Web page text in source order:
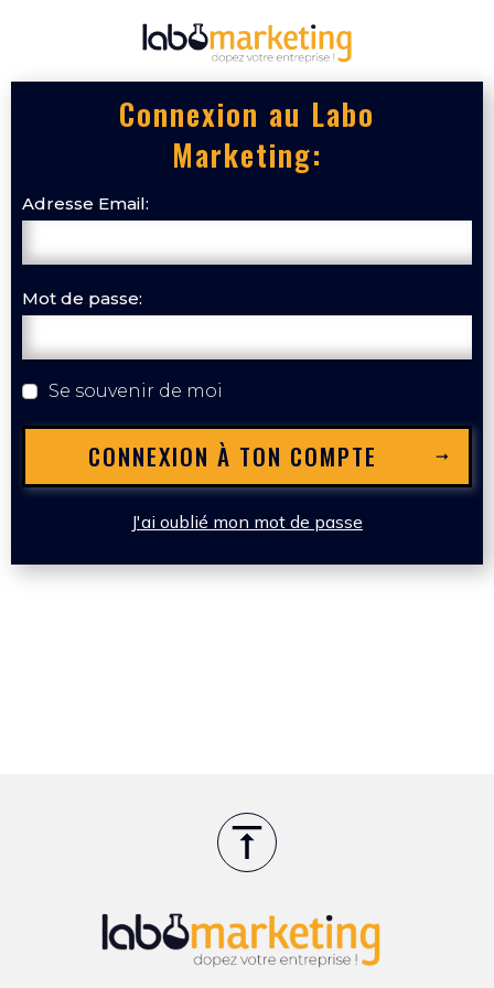
Connexion au Labo
Marketing:
Adresse Email:
Mot de passe:
Se souvenir de moi
CONNEXION À TON COMPTE
J'ai oublié mon mot de passe